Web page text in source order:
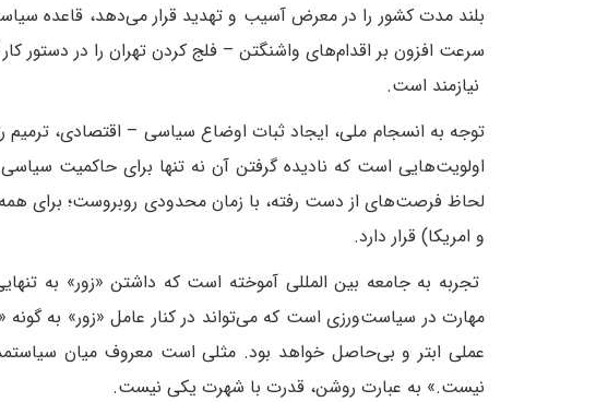
بلند مدت کشور را در معرض آسیب و تهدید قرار می‌دهد، قاعده
سرعت افزون بر اقدام‌های واشنگتن – فلج کردن تهران را در دستور
نیازمند است.
توجه به انسجام ملی، ایجاد ثبات اوضاع سیاسی – اقتصادی، ترمیم
اولویت‌هایی است که نادیده گرفتن آن نه تنها برای حاکمیت سیاسی
لحاظ فرصت‌های از دست رفته، با زمان محدودی روبروست؛ برای همه
و امریکا) قرار دارد.
تجربه به جامعه بین المللی آموخته است که داشتن «زور» به
مهارت در سیاست‌ورزی است که می‌تواند در کنار عامل «زور» به
عملی ابتر و بی‌حاصل خواهد بود. مثلی است معروف میان
نیست.» به عبارت روشن، قدرت با شهرت یکی نیست.